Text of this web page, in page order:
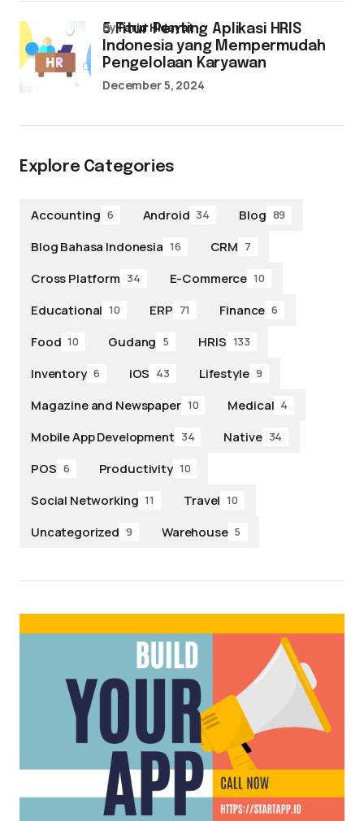
5 Fitur Penting Aplikasi HRIS
Indonesia yang Mempermudah
Pengelolaan Karyawan
byFarid Hidayat
December 5, 2024
Explore Categories
Accounting 6 Android 34 Blog 89
Blog Bahasa Indonesia 16 CRM 7
Cross Platform 34 E-Commerce 10
Educational 10 ERP 71 Finance 6
Food 10 Gudang 5 HRIS 133
Inventory 6 iOS 43 Lifestyle 9
Magazine and Newspaper 10 Medical 4
Mobile App Development 34 Native 34
POS 6 Productivity 10
Social Networking 11 Travel 10
Uncategorized 9 Warehouse 5